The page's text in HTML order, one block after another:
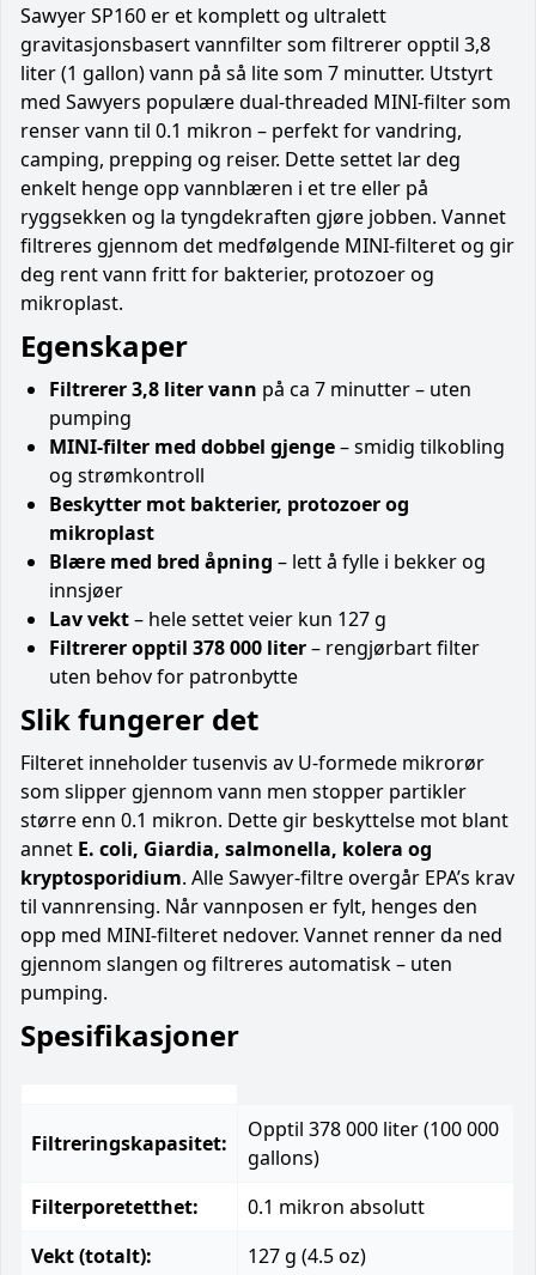
Sawyer SP160 er et komplett og ultralett
gravitasjonsbasert vannfilter som filtrerer opptil 3,8
liter (1 gallon) vann på så lite som 7 minutter. Utstyrt
med Sawyers populære dual-threaded MINI-filter som
renser vann til 0.1 mikron – perfekt for vandring,
camping, prepping og reiser. Dette settet lar deg
enkelt henge opp vannblæren i et tre eller på
ryggsekken og la tyngdekraften gjøre jobben. Vannet
filtreres gjennom det medfølgende MINI-filteret og gir
deg rent vann fritt for bakterier, protozoer og
mikroplast.
Egenskaper
Filtrerer 3,8 liter vann på ca 7 minutter – uten
pumping
MINI-filter med dobbel gjenge– smidig tilkobling
og strømkontroll
Beskytter mot bakterier, protozoer og
mikroplast
Blære med bred åpning – lett å fylle i bekker og
innsjøer
Lav vekt– hele settet veier kun 127 g
Filtrerer opptil 378 000 liter– rengjørbart filter
uten behov for patronbytte
Slik fungerer det
Filteret inneholder tusenvis av U-formede mikrorør
som slipper gjennom vann men stopper partikler
større enn 0.1 mikron. Dette gir beskyttelse mot blant
annet E. coli, Giardia, salmonella, kolera og
kryptosporidium. Alle Sawyer-filtre overgår EPA’s krav
til vannrensing. Når vannposen er fylt, henges den
opp med MINI-filteret nedover. Vannet renner da ned
gjennom slangen og filtreres automatisk – uten
pumping.
Spesifikasjoner
Filtreringskapasitet:
Opptil 378 000 liter (100 000
gallons)
Filterporetetthet:
0.1 mikron absolutt
Vekt (totalt):
127 g (4.5 oz)